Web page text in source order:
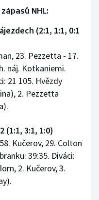
NHL:
(2:1, 1:1, 0:1
23. Pezzetta - 17.
náj. Kotkaniemi.
21 105. Hvězdy
2. Pezzetta
(1:1, 3:1, 1:0)
Kučerov, 29. Colton
39:35. Diváci:
2. Kučerov, 3.